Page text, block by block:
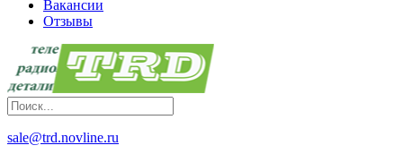
Вакансии
Отзывы
sale@trd.novline.ru